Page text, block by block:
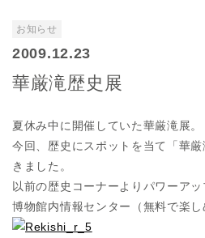
お知らせ
2009.12.23
華厳滝歴史展
夏休み中に開催していた華厳滝展。
今回、歴史にスポットを当て「華
きました。
以前の歴史コーナーよりパワーア
博物館内情報センター（無料で楽し